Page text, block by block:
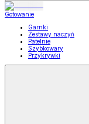
Gotowanie
Garnki
Zestawy naczyń
Patelnie
Szybkowary
Przykrywki